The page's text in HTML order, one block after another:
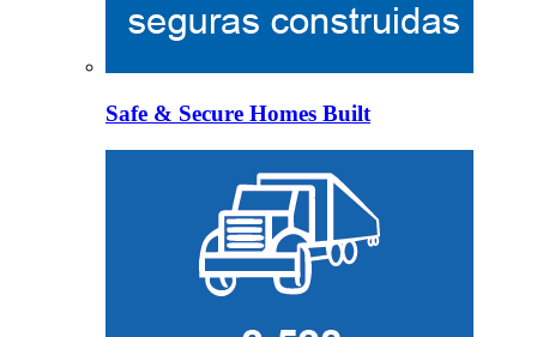
Safe & Secure Homes Built